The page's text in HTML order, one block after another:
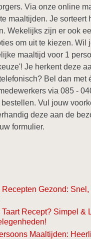
Via onze online
maaltijden. Je sorteert
Wekelijks zijn er ook
om uit te kiezen. Wil
maaltijd voor 1
Je herkent deze
Bel dan met
via 085 -
Vul jouw
deze aan de
formulier.
Recepten Gezond:
Recept? Simpel &
Maaltijden: